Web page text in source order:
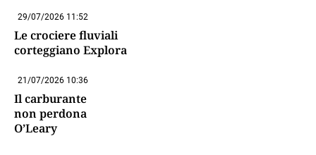
29/07/2026 11:52
Le crociere fluviali
corteggiano Explora
21/07/2026 10:36
Il carburante
non perdona
O’Leary